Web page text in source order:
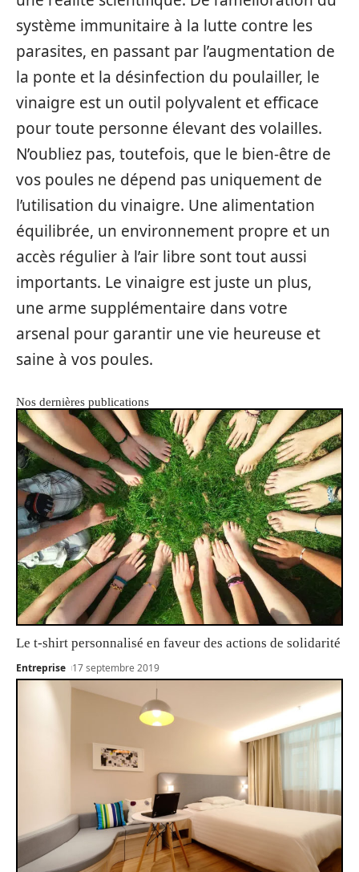
système immunitaire à la lutte contre les
parasites, en passant par l’augmentation de
la ponte et la désinfection du poulailler, le
vinaigre est un outil polyvalent et efficace
pour toute personne élevant des volailles.
N’oubliez pas, toutefois, que le bien-être de
vos poules ne dépend pas uniquement de
l’utilisation du vinaigre. Une alimentation
équilibrée, un environnement propre et un
accès régulier à l’air libre sont tout aussi
importants. Le vinaigre est juste un plus,
une arme supplémentaire dans votre
arsenal pour garantir une vie heureuse et
saine à vos poules.
Nos dernières publications
Le t-shirt personnalisé en faveur des actions de solidarité
Entreprise 17 septembre 2019